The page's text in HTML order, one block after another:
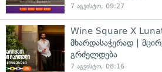
7 აგვისტო, 09:27
Wine Square X
მხარდასაჭერად |
გრძელდება
7 აგვისტო, 08:16